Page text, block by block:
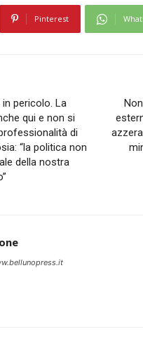
Pinterest
pericolo. La
qui e non si
di
“la politica non
della nostra